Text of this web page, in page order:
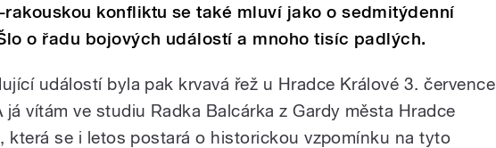
rakouskou konfliktu se také mluví jako o sedmitýdenní
o řadu bojových událostí a mnoho tisíc padlých.
událostí byla pak krvavá řež u Hradce Králové 3. července
já vítám ve studiu Radka Balcárka z Gardy města Hradce
která se i letos postará o historickou vzpomínku na tyto